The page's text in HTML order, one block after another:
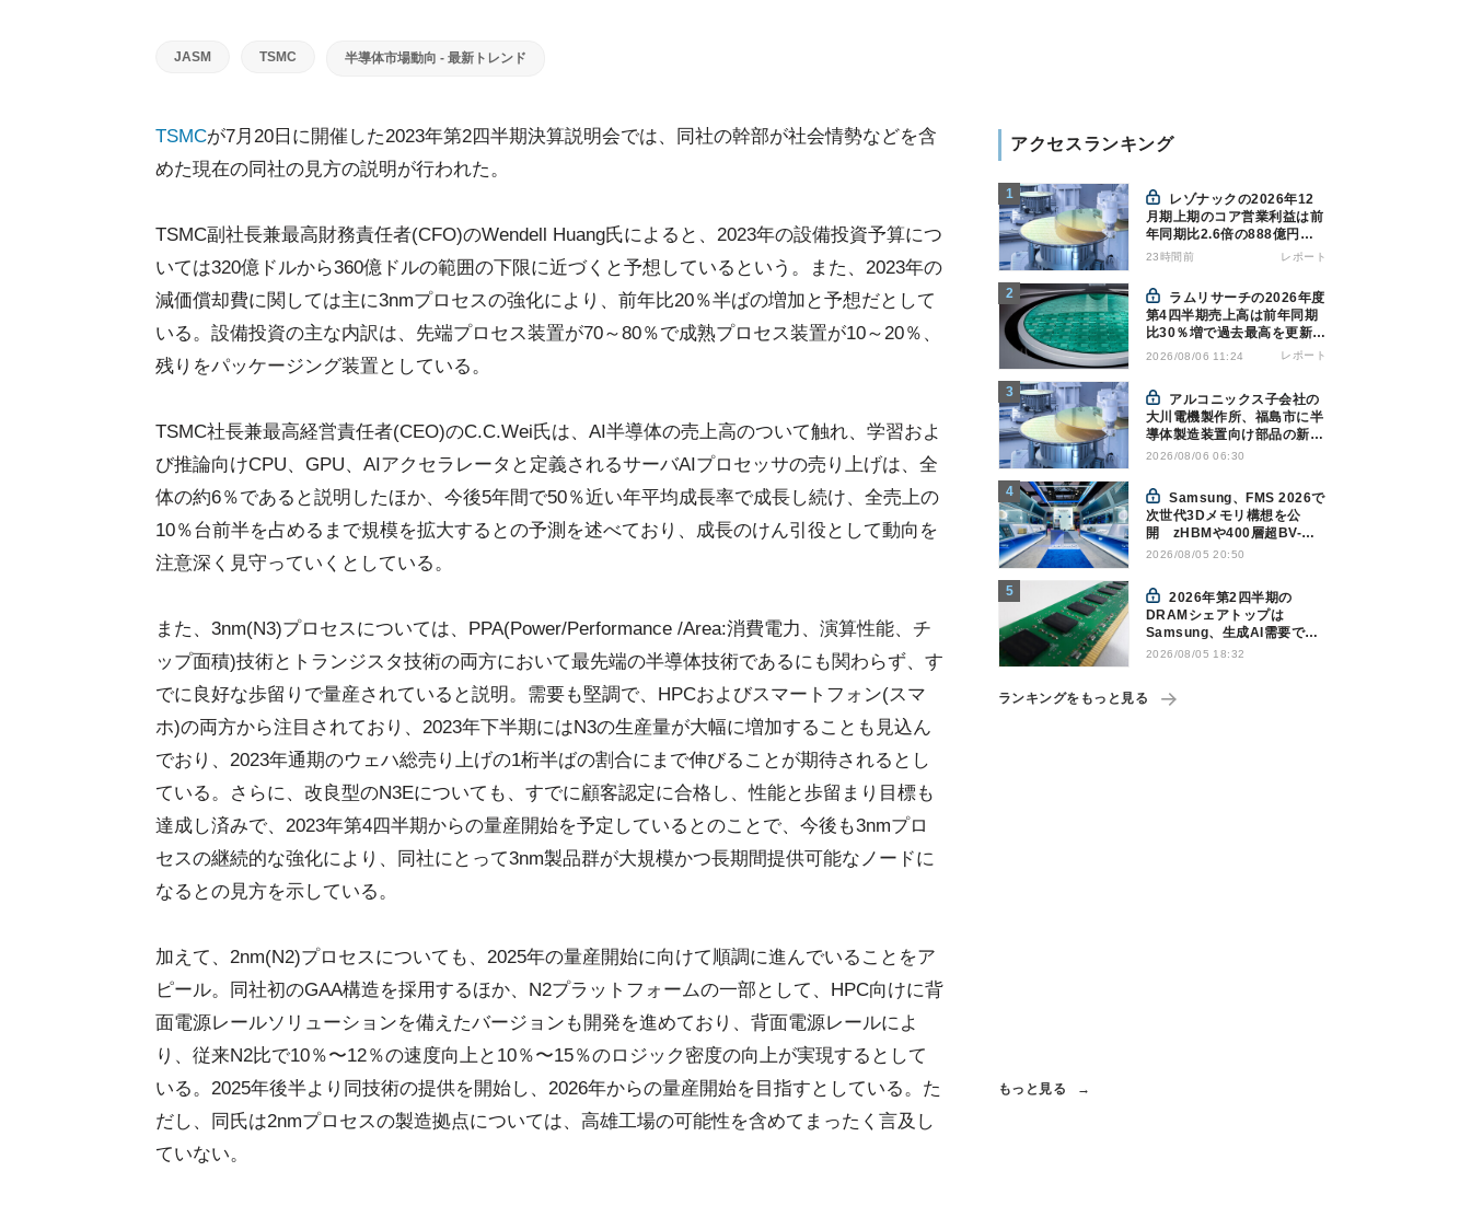
JASM TSMC 半導体市場動向 - 最新トレンド
TSMCが7月20日に開催した2023年第2四半期決算説明会では、同社の幹部が社会情勢などを含
めた現在の同社の見方の説明が行われた。
TSMC副社長兼最高財務責任者(CFO)のWendell Huang氏によると、2023年の設備投資予算につ
いては320億ドルから360億ドルの範囲の下限に近づくと予想しているという。また、2023年の
減価償却費に関しては主に3nmプロセスの強化により、前年比20％半ばの増加と予想だとして
いる。設備投資の主な内訳は、先端プロセス装置が70～80％で成熟プロセス装置が10～20％、
残りをパッケージング装置としている。
TSMC社長兼最高経営責任者(CEO)のC.C.Wei氏は、AI半導体の売上高のついて触れ、学習およ
び推論向けCPU、GPU、AIアクセラレータと定義されるサーバAIプロセッサの売り上げは、全
体の約6％であると説明したほか、今後5年間で50％近い年平均成長率で成長し続け、全売上の
10％台前半を占めるまで規模を拡大するとの予測を述べており、成長のけん引役として動向を
注意深く見守っていくとしている。
また、3nm(N3)プロセスについては、PPA(Power/Performance /Area:消費電力、演算性能、チ
ップ面積)技術とトランジスタ技術の両方において最先端の半導体技術であるにも関わらず、す
でに良好な歩留りで量産されていると説明。需要も堅調で、HPCおよびスマートフォン(スマ
ホ)の両方から注目されており、2023年下半期にはN3の生産量が大幅に増加することも見込ん
でおり、2023年通期のウェハ総売り上げの1桁半ばの割合にまで伸びることが期待されるとし
ている。さらに、改良型のN3Eについても、すでに顧客認定に合格し、性能と歩留まり目標も
達成し済みで、2023年第4四半期からの量産開始を予定しているとのことで、今後も3nmプロ
セスの継続的な強化により、同社にとって3nm製品群が大規模かつ長期間提供可能なノードに
なるとの見方を示している。
加えて、2nm(N2)プロセスについても、2025年の量産開始に向けて順調に進んでいることをア
ピール。同社初のGAA構造を採用するほか、N2プラットフォームの一部として、HPC向けに背
面電源レールソリューションを備えたバージョンも開発を進めており、背面電源レールによ
り、従来N2比で10％〜12％の速度向上と10％〜15％のロジック密度の向上が実現するとして
いる。2025年後半より同技術の提供を開始し、2026年からの量産開始を目指すとしている。た
だし、同氏は2nmプロセスの製造拠点については、高雄工場の可能性を含めてまったく言及し
ていない。
アクセスランキング
月期上期のコア営業利益は前
年同期比2.6倍の888億円、
AI向け半導体材料が好調
23時間前 レポート
第4四半期売上高は前年同期
比30％増で過去最高を更新、
NAND関連が好調
2026/08/06 11:24 レポート
大川電機製作所、福島市に半
導体製造装置向け部品の新工
場建設を決定
2026/08/06 06:30
Samsung、FMS 2026で
次世代3Dメモリ構想を公
開 zHBMや400層超BV-
NANDを披露
2026/08/05 20:50
2026年第2四半期の
DRAMシェアトップは
Samsung、生成AI需要で競
争構図に変化
2026/08/05 18:32
ランキングをもっと見る
もっと見る